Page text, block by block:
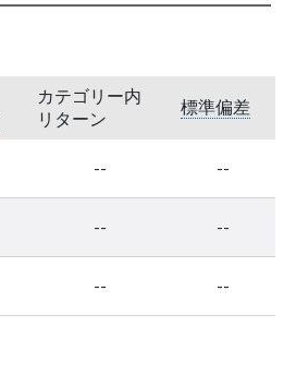
カテゴリー内
リターン
標準偏差
-- --
-- --
-- --